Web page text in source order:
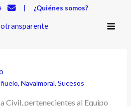
| ¿Quiénes somos?
,Navalmoral,Sucesos
Civil, pertenecientes al Equipo